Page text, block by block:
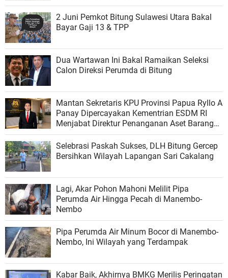
2 Juni Pemkot Bitung Sulawesi Utara Bakal
Bayar Gaji 13 & TPP
Dua Wartawan Ini Bakal Ramaikan Seleksi
Calon Direksi Perumda di Bitung
Mantan Sekretaris KPU Provinsi Papua Ryllo A
Panay Dipercayakan Kementrian ESDM RI
Menjabat Direktur Penanganan Aset Barang
Bukti
Selebrasi Paskah Sukses, DLH Bitung Gercep
Bersihkan Wilayah Lapangan Sari Cakalang
Lagi, Akar Pohon Mahoni Melilit Pipa
Perumda Air Hingga Pecah di Manembo-
Nembo
Pipa Perumda Air Minum Bocor di Manembo-
Nembo, Ini Wilayah yang Terdampak
Kabar Baik, Akhirnya BMKG Merilis Peringatan